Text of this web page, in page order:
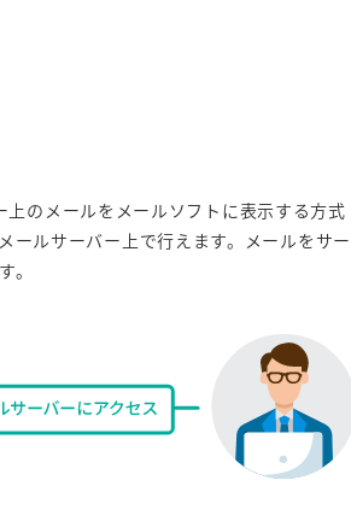
のメールをメールソフトに表示する方式
ールサーバー上で行えます。メールをサー
。